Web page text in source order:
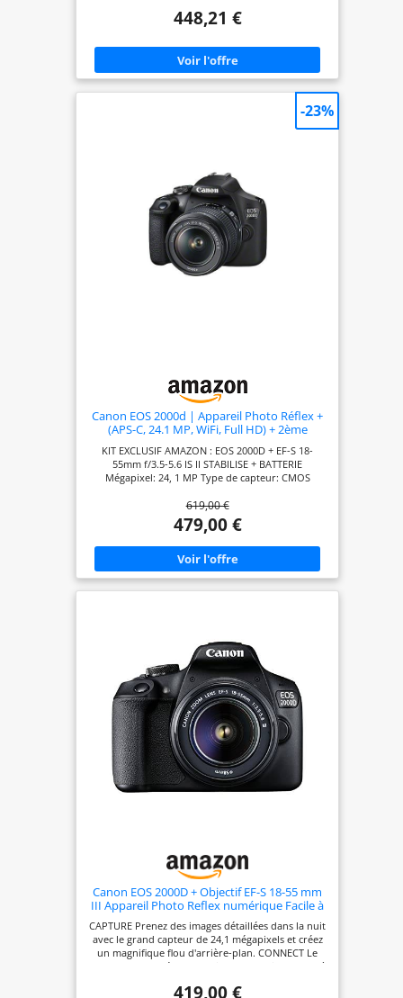
créatif automatique offre - et pour une finition
et déclenchez simplement le sujet â€“ la
reconnaissance automatique des motifs garantit
des résultats de qualité supérieure Capturez des
culminants de la journée Enregistrez en toute
confiance : grce à la mise au point automatique
facilement capturer l'instant et regarder le résultat
directement sur l'écran LCD de 7,5 cm ou partager
via Wi-Fi et NFC Contenu de la livraison : boîtier
noir EOS 2000D ; EF-S 18-55 mm F3.5-5.6 III ;
Å“illeton EF ; couvercle de boîtier d'appareil photo
R-F-3 ; sangle EW-400D ; batterie LP-E10 ; chargeur
de batterie LC-E10E ; cble d'alimentation pour
chargeur de batterie ; cache objectif ; bouchon
448,21 €
Canon EOS 2000d | Appareil Photo Réflex +
(APS-C, 24.1 MP, WiFi, Full HD) + 2ème
II stabilisé - Amazon Exclusive Noir
KIT EXCLUSIF AMAZON : EOS 2000D + EF-S 18-
55mm f/3.5-5.6 IS II STABILISE + BATTERIE
Mégapixel: 24, 1 MP Type de capteur: CMOS
La sensibilité ISO (max): 12800. Longueur focale: 18
- 55 mm. Vitesse maximale d'obturation de la
caméra: 1/4000 s. Wifi. Type HD: Full HD Résolution
vidéo maximale: 1920 x 1080 pixels. Taille de
l'écran: 7, 62 cm (3"). Viseur d'appareil photo:
Optique. PictBridge. Poids: 475 g. Couleur du
produit: Noir
619,00 €
479,00 €
-23%
Canon EOS 2000D + Objectif EF-S 18-55 mm
III Appareil Photo Reflex numérique Facile à
Utiliser avec Un Objectif Polyvalent, idéal
pour Les Portraits et Les paysages
CAPTURE Prenez des images détaillées dans la nuit
avec le grand capteur de 24,1 mégapixels et créez
un magnifique flou d'arrière-plan. CONNECT Le
partage sur les réseaux sociaux et la prise de vue à
NFC et à l'application Canon Camera Connect. KIT
419,00 €